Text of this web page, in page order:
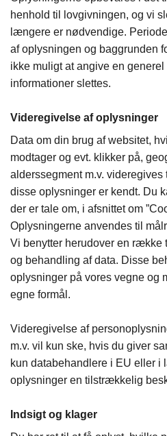
henhold til lovgivningen, og vi
længere er nødvendige.
af oplysningen og baggrunden
ikke muligt at angive en
informationer slettes.
Videregivelse af oplysninger
Data om din brug af websitet,
modtager og evt. klikker på,
alderssegment m.v.
disse oplysninger er kendt. Du
der er tale om, i afsnittet om
Oplysningerne anvendes til
Vi benytter herudover en række
og behandling af data. Disse
oplysninger på vores vegne og
egne formål.
Videregivelse af
m.v. vil kun ske, hvis du giver
kun databehandlere i EU eller i
oplysninger en tilstrækkelig
Indsigt og klager